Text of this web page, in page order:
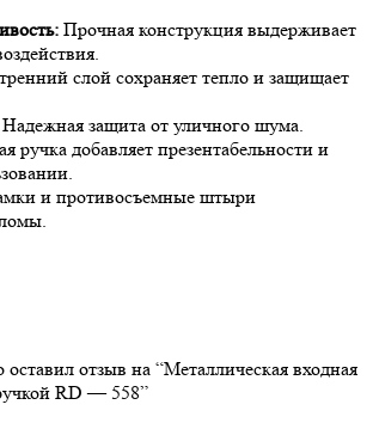
Прочная конструкция выдерживает
слой сохраняет тепло и защищает
Надежная защита от уличного шума.
ручка добавляет презентабельности и
и противосъемные штыри
оставил отзыв на “Металлическая входная
RD — 558”